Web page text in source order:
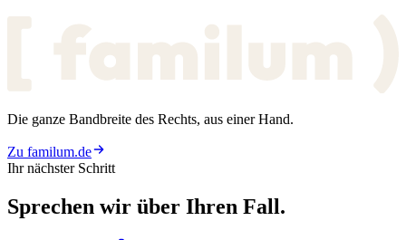
Die ganze Bandbreite des Rechts, aus einer Hand.
Zu familum.de
Ihr nächster Schritt
Sprechen wir über Ihren Fall.